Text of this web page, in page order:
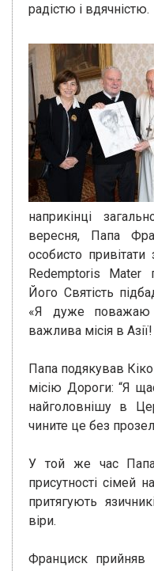
радістю і вдячністю.
наприкінці
вересня, Папа
особисто привітати
Redemptoris Mater
Його Святість
«Я дуже
важлива місія в
Папа подякував
місію Дороги: “Я
найголовнішу в
чините це без
У той же час Папа
присутності сімей
притягують
віри.
Франциск прийняв